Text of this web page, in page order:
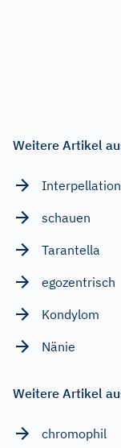
Weitere Artikel
Interpellation
schauen
Tarantella
egozentrisch
Kondylom
Nänie
Weitere Artikel
chromophil